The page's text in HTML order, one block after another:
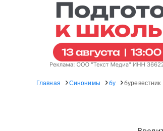
Главная Синонимы бу буревестник